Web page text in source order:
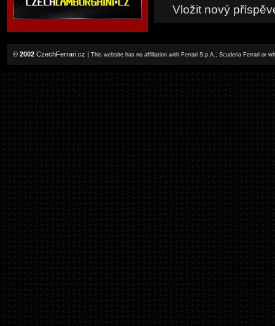
Vložit nový
© 2002 CzechFerrari.cz | This website has no affiliation with Ferrari S.p.A., Scuderia Ferrari or